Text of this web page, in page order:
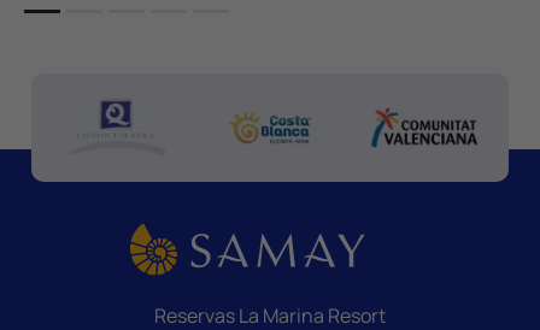
Reservas La Marina Resort